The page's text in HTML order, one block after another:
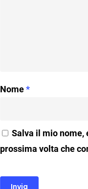
Nome*
Salva il mio nome,
prossima volta che